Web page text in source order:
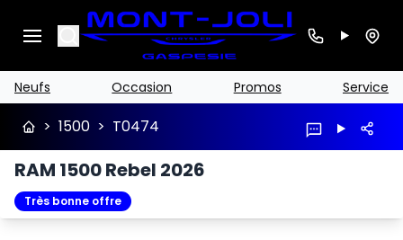
Search
Neufs Occasion Promos Service
> 1500 > T0474
RAM 1500 Rebel 2026
Très bonne offre